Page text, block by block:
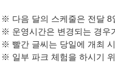
다음 달의 스케줄은 전달 8
운영시간은 변경되는 경우
빨간 글씨는 당일에 개최
일부 파크 체험을 하시기